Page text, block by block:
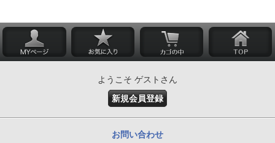
ようこそ ゲストさん
新規会員登録
お問い合わせ